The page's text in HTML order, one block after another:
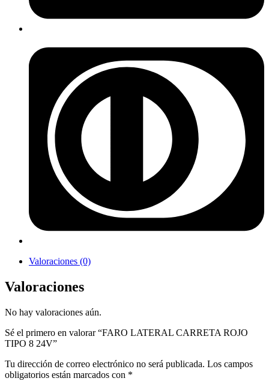
Valoraciones (0)
Valoraciones
No hay valoraciones aún.
Sé el primero en valorar “FARO LATERAL CARRETA ROJO
TIPO 8 24V”
Tu dirección de correo electrónico no será publicada. Los campos
obligatorios están marcados con *